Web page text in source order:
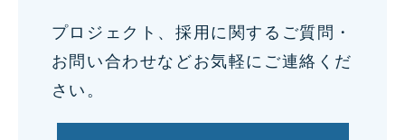
プロジェクト、採用に関するご質問・
お問い合わせなどお気軽にご連絡くだ
さい。